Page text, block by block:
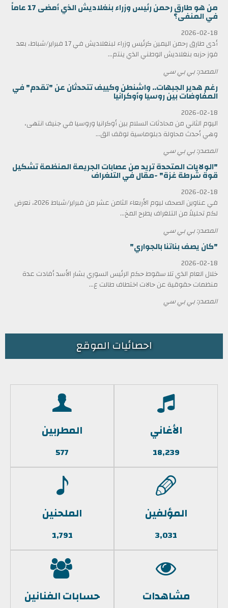
من هو طارق رحمن رئيس وزراء بنغلاديش الذي أمضى 17 عاماً
في المنفى؟
2026-02-18
أدى طارق رحمن اليمين كرئيس وزراء لبنغلاديش في 17 فبراير/شباط، بعد
فوز حزبه بنغلاديش الوطني الذي ينتم...
المصدر: بي بي سي
رغم هدير الجبهات.. واشنطن وكييف تتحدثان عن "تقدم" في
المفاوضات بين روسيا وأوكرانيا
2026-02-18
اليوم الثاني من محادثات السلام بين أوكرانيا وروسيا في جنيف انتهى،
وهي أحدث محاولة دبلوماسية لوقف الق...
المصدر: بي بي سي
"الولايات المتحدة تريد من عصابات الجريمة المنظمة تشكيل
قوة شرطة غزة" -مقال في التلغراف
2026-02-18
في عناوين الصحف ليوم الأربعاء الثامن عشر من فبراير/شباط 2026، نعرض
لكم تحليلاً من التلغراف يطرح المخ...
المصدر: بي بي سي
"كان يصف بناتنا بالجواري"
2026-02-18
خلال العام الذي تلا سقوط حكم الرئيس السوري بشار الأسد أفادت عدة
منظمات حقوقية عن حالات اختطاف طالت ع...
المصدر: بي بي سي
احصائيات الموقع
الأغاني
18,239
المطربين
577
المؤلفين
3,031
الملحنين
1,791
مشاهدات حسابات الفنانين